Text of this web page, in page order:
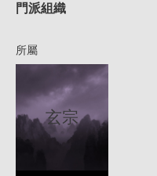
門派組織
所屬
玄宗